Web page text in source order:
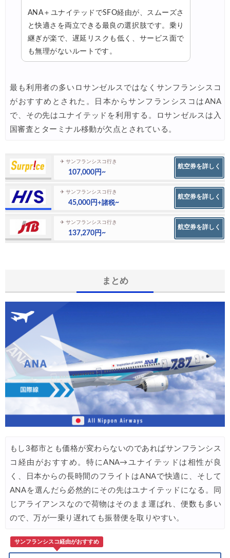
ANA＋ユナイテッドでSFO経由が、スムーズさ
と快適さを両立できる最良の選択肢です。乗り
継ぎが楽で、遅延リスクも低く、サービス面で
も無理がないルートです。
最も利用者の多いロサンゼルスではなくサンフランシスコ
がおすすめとされた。日本からサンフランシスコはANA
で、その先はユナイテッドを利用する。ロサンゼルスは入
国審査とターミナル移動が欠点とされている。
✈ サンフランシスコ行き
107,000円~
航空券を詳しく
✈ サンフランシスコ行き
45,000円+諸税~
航空券を詳しく
✈ サンフランシスコ行き
137,270円~
航空券を詳しく
まとめ
もし3都市とも価格が変わらないのであればサンフランシス
コ経由がおすすめ。特にANA→ユナイテッドは相性が良
く、日本からの長時間のフライトはANAで快適に、そして
ANAを選んだら必然的にその先はユナイテッドになる。同
じアライアンスなので荷物はそのまま運ばれ、便数も多い
ので、万が一乗り遅れても振替便を取りやすい。
サンフランシスコ経由がおすすめ